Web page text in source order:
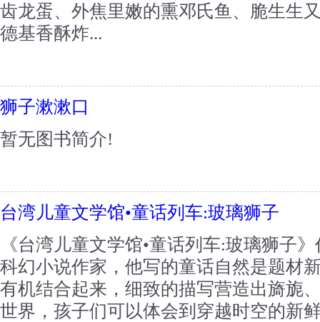
齿龙蛋、外焦里嫩的熏邓氏鱼、脆生生
德基香酥炸...
狮子漱漱口
暂无图书简介!
台湾儿童文学馆•童话列车:玻璃狮子
《台湾儿童文学馆•童话列车:玻璃狮子
科幻小说作家，他写的童话自然是题材
有机结合起来，细致的描写营造出旖旎
世界，孩子们可以体会到穿越时空的新